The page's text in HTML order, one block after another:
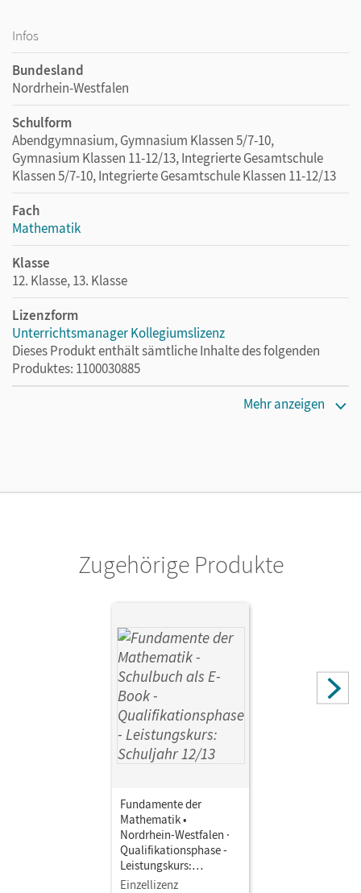
Infos
Bundesland
Nordrhein-Westfalen
Schulform
Abendgymnasium, Gymnasium Klassen 5/7-10,
Gymnasium Klassen 11-12/13, Integrierte Gesamtschule
Klassen 5/7-10, Integrierte Gesamtschule Klassen 11-12/13
Fach
Mathematik
Klasse
12. Klasse, 13. Klasse
Lizenzform
Unterrichtsmanager Kollegiumslizenz
Dieses Produkt enthält sämtliche Inhalte des folgenden
Produktes: 1100030885
Unterrichtsmanagers solange das Lehrwerk erhältlich ist.
Mehr anzeigen
Zugehörige Produkte
Fundamente der
Mathematik •
Nordrhein-Westfalen ·
Qualifikationsphase -
Leistungskurs:
Schuljahr 12/13 •
Einzellizenz